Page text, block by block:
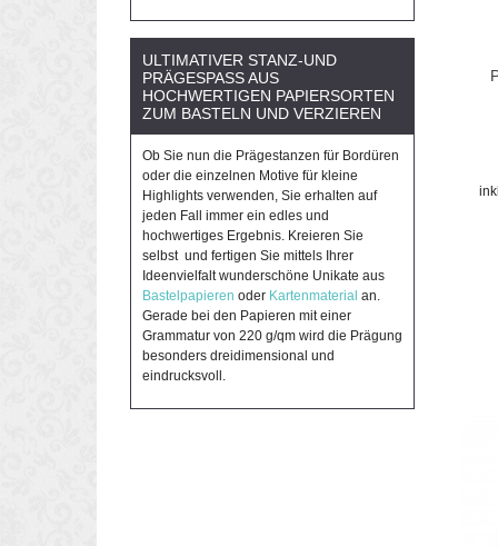
ULTIMATIVER STANZ-UND
PRÄGESPASS AUS H
OCHWERTIGEN PAPIERSORTEN Z
UM BASTELN UND VERZIEREN
Ob Sie nun die Prägestanzen für Bordüren
oder die einzelnen Motive für kleine
Highlights verwenden, Sie erhalten auf
jeden Fall immer ein edles und
hochwertiges Ergebnis. Kreieren Sie
selbst und fertigen Sie mittels Ihrer
Ideenvielfalt wunderschöne Unikate aus
Bastelpapieren oder Kartenmaterial an.
Gerade bei den Papieren mit einer
Grammatur von 220 g/qm wird die Prägung
besonders dreidimensional und
eindrucksvoll.